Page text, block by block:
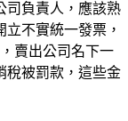
司負責人，應該熟
立不實統一發票，
賣出公司名下一
稅被罰款，這些金